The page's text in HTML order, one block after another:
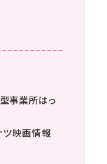
事業所はっ
映画情報